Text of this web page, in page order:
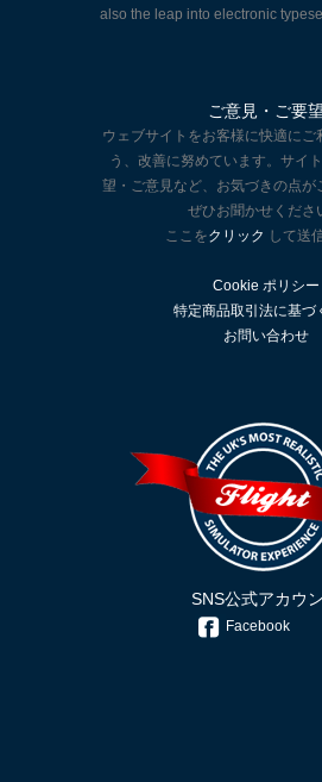
also the leap into electronic
ご意見・ご要望
ウェブサイトをお客様に快適にご
う、改善に努めています。サイ
望・ご意見など、お気づきの点が
ぜひお聞かせくださ
ここをクリック して送
Cookie ポリシー
特定商品取引法に基づ
お問い合わせ
SNS公式アカウ
Facebook